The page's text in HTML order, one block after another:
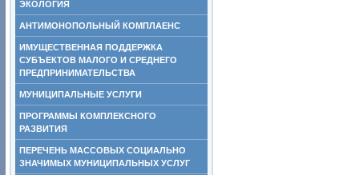
ЭКОЛОГИЯ
АНТИМОНОПОЛЬНЫЙ КОМПЛАЕНС
ИМУЩЕСТВЕННАЯ ПОДДЕРЖКА
СУБЪЕКТОВ МАЛОГО И СРЕДНЕГО
ПРЕДПРИНИМАТЕЛЬСТВА
МУНИЦИПАЛЬНЫЕ УСЛУГИ
ПРОГРАММЫ КОМПЛЕКСНОГО
РАЗВИТИЯ
ПЕРЕЧЕНЬ МАССОВЫХ СОЦИАЛЬНО
ЗНАЧИМЫХ МУНИЦИПАЛЬНЫХ УСЛУГ